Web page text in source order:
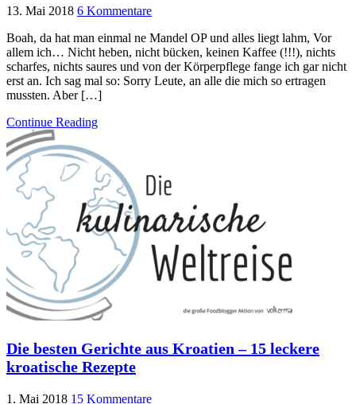
13. Mai 2018 6 Kommentare
Boah, da hat man einmal ne Mandel OP und alles liegt lahm, Vor
allem ich… Nicht heben, nicht bücken, keinen Kaffee (!!!), nichts
scharfes, nichts saures und von der Körperpflege fange ich gar nicht
erst an. Ich sag mal so: Sorry Leute, an alle die mich so ertragen
mussten. Aber […]
Continue Reading
Die besten Gerichte aus Kroatien – 15 leckere
kroatische Rezepte
1. Mai 2018 15 Kommentare